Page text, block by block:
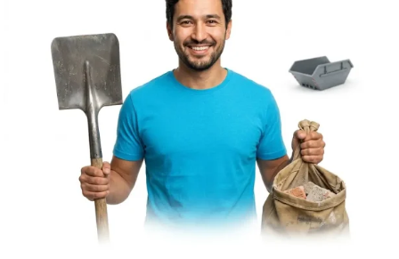
Ремонт микроволновок
Ремонт парогенераторов
Ремонт пылесосов